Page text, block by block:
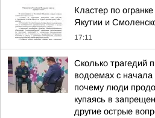
Кластер по
Якутии и
17:11
Сколько трагедий
водоемах с начала
почему люди
купаясь в
другие острые